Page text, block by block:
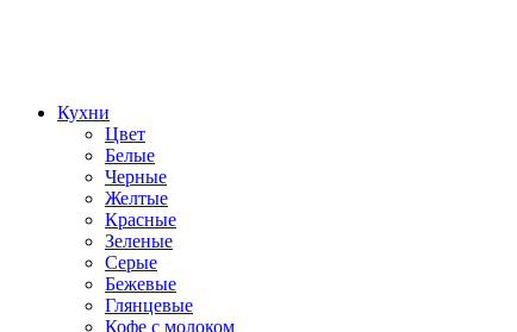
Кухни
Цвет
Белые
Черные
Желтые
Красные
Зеленые
Серые
Бежевые
Глянцевые
Кофе с молоком